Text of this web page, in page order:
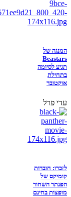
המנגה של
Beastars
תגיע לסיומה
בתחילת
אוקטובר
עדי פרל
לזכרו: חוברות
קומיקס של
הפנתר השחור
מופצות בחינם